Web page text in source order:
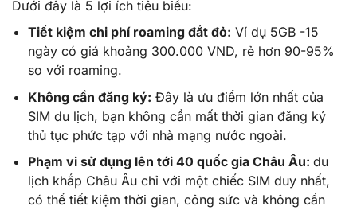
Dưới đây là 5 lợi ích tiêu biểu:
Tiết kiệm chi phí roaming đắt đỏ: Ví dụ 5GB -15
ngày có giá khoảng 300.000 VND, rẻ hơn 90-95%
so với roaming.
Không cần đăng ký: Đây là ưu điểm lớn nhất của
SIM du lịch, bạn không cần mất thời gian đăng ký
thủ tục phức tạp với nhà mạng nước ngoài.
Phạm vi sử dụng lên tới 40 quốc gia Châu Âu: du
lịch khắp Châu Âu chỉ với một chiếc SIM duy nhất,
có thể tiết kiệm thời gian, công sức và không cần